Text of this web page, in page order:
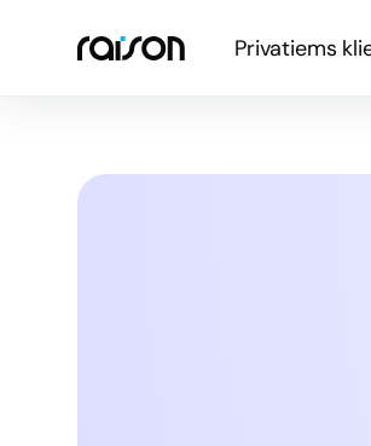
Privatiems